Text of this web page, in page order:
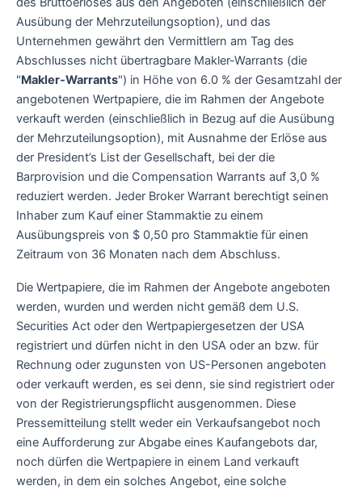
Ausübung der Mehrzuteilungsoption), und das
Unternehmen gewährt den Vermittlern am Tag des
Abschlusses nicht übertragbare Makler-Warrants (die
"Makler-Warrants") in Höhe von 6.0 % der Gesamtzahl der
angebotenen Wertpapiere, die im Rahmen der Angebote
verkauft werden (einschließlich in Bezug auf die Ausübung
der Mehrzuteilungsoption), mit Ausnahme der Erlöse aus
der President’s List der Gesellschaft, bei der die
Barprovision und die Compensation Warrants auf 3,0 %
reduziert werden. Jeder Broker Warrant berechtigt seinen
Inhaber zum Kauf einer Stammaktie zu einem
Ausübungspreis von $ 0,50 pro Stammaktie für einen
Zeitraum von 36 Monaten nach dem Abschluss.
Die Wertpapiere, die im Rahmen der Angebote angeboten
werden, wurden und werden nicht gemäß dem U.S.
Securities Act oder den Wertpapiergesetzen der USA
registriert und dürfen nicht in den USA oder an bzw. für
Rechnung oder zugunsten von US-Personen angeboten
oder verkauft werden, es sei denn, sie sind registriert oder
von der Registrierungspflicht ausgenommen. Diese
Pressemitteilung stellt weder ein Verkaufsangebot noch
eine Aufforderung zur Abgabe eines Kaufangebots dar,
noch dürfen die Wertpapiere in einem Land verkauft
werden, in dem ein solches Angebot, eine solche